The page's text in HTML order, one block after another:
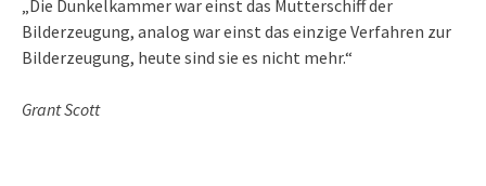
„Die Dunkelkammer war einst das Mutterschiff der
Bilderzeugung, analog war einst das einzige Verfahren zur
Bilderzeugung, heute sind sie es nicht mehr.“
Grant Scott